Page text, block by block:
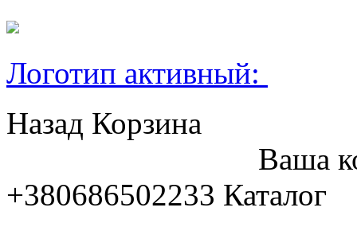
Логотип активный:
Назад Корзина
Ваша
+380686502233 Каталог